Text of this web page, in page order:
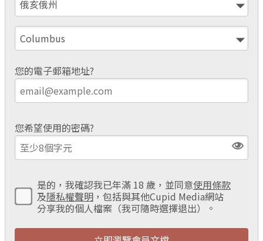
您的電子郵箱地址?
您希望使用的密碼?
是的，我確認我已年滿 18 歲，並同意使用條款
及隱私權聲明 ，包括與其他Cupid Media網站
分享我的個人檔案（我可隨時選擇退出）。